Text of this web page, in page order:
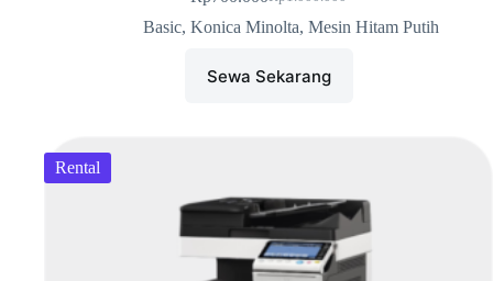
Basic, Konica Minolta, Mesin Hitam Putih
Sewa Sekarang
Rental